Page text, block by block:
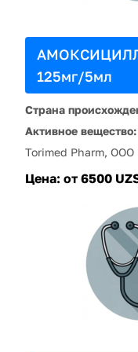
125мг/5мл
Страна
Активное вещество:
Torimed Pharm, OOO
Цена: от 6500